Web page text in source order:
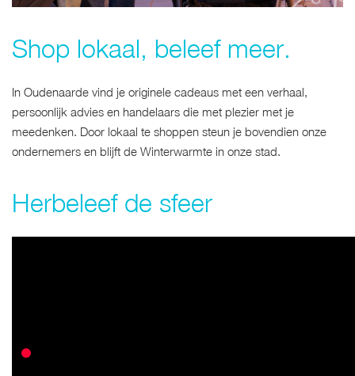
Shop lokaal, beleef meer.
In Oudenaarde vind je originele cadeaus met een verhaal,
persoonlijk advies en handelaars die met plezier met je
meedenken. Door lokaal te shoppen steun je bovendien onze
ondernemers en blijft de Winterwarmte in onze stad.
Herbeleef de sfeer